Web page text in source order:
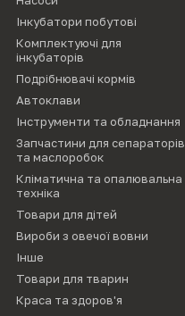
Інкубатори побутові
Комплектуючі для
інкубаторів
Подрібнювачі кормів
Автоклави
Інструменти та обладнання
Запчастини для сепараторів
та маслоробок
Кліматична та опалювальна
техніка
Товари для дітей
Вироби з овечої вовни
Інше
Товари для тварин
Краса та здоров'я